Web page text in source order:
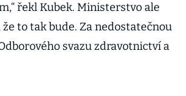
řekl Kubek. Ministerstvo ale
to tak bude. Za nedostatečnou
svazu zdravotnictví a